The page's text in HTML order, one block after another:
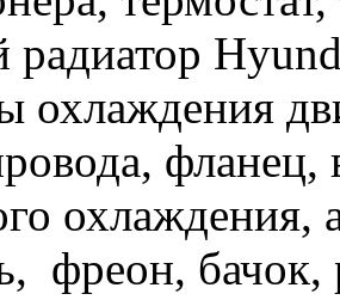
радиатор
охлаждения
фланец,
фреон, бачок,